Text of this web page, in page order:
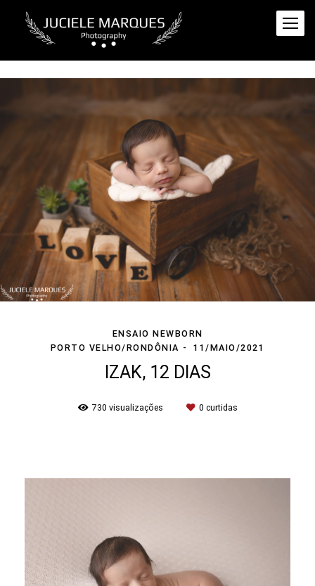
ENSAIO NEWBORN
PORTO VELHO/RONDÔNIA
11/MAIO/2021
IZAK, 12 DIAS
730 visualizações 0 curtidas